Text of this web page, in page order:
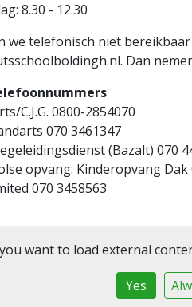
8.30 - 12.30
we telefonisch niet
Dan
C.J.G. 0800-2854070
070 3461347
(Bazalt) 070
opvang: Kinderopvang Dak
070 3458563
want to load external
Yes